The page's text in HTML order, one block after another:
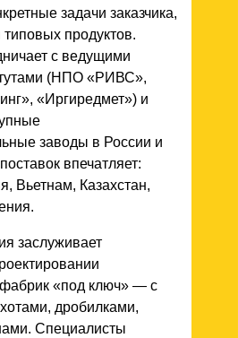
задачи заказчика,
продуктов.
с ведущими
(НПО «РИВС»,
«Иргиредмет») и
заводы в России и
впечатляет:
Вьетнам, Казахстан,
заслуживает
фабрик «под ключ» — с
дробилками,
Специалисты